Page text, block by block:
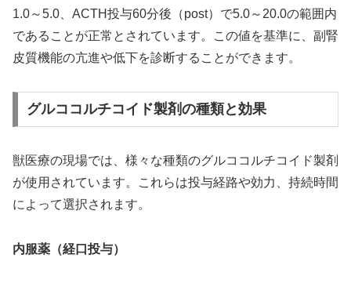
1.0～5.0、ACTH投与60分後（post）で5.0～20.0の範囲内
であることが正常とされています。この値を基準に、副腎
皮質機能の亢進や低下を診断することができます。
グルココルチコイド製剤の種類と効果
獣医療の現場では、様々な種類のグルココルチコイド製剤
が使用されています。これらは投与経路や効力、持続時間
によって選択されます。
内服薬（経口投与）